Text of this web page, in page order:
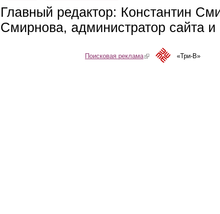
Главный редактор: Константин
Смирнова, администратор сайта
Поисковая реклама(link is external)«Три-В»